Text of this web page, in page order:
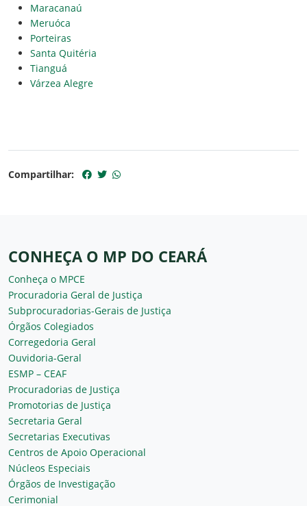
Maracanaú
Meruóca
Porteiras
Santa Quitéria
Tianguá
Várzea Alegre
Compartilhar:
CONHEÇA O MP DO CEARÁ
Conheça o MPCE
Procuradoria Geral de Justiça
Subprocuradorias-Gerais de Justiça
Órgãos Colegiados
Corregedoria Geral
Ouvidoria-Geral
ESMP – CEAF
Procuradorias de Justiça
Promotorias de Justiça
Secretaria Geral
Secretarias Executivas
Centros de Apoio Operacional
Núcleos Especiais
Órgãos de Investigação
Cerimonial